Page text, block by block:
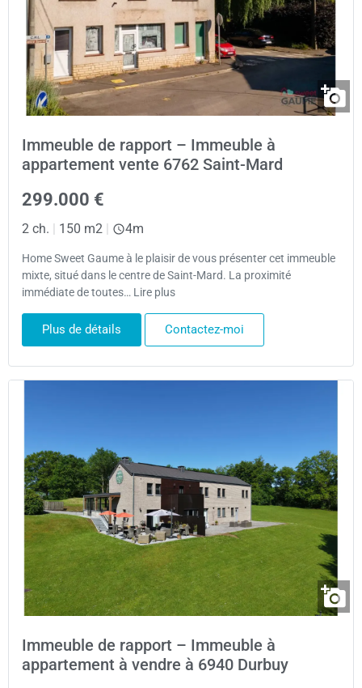
Immeuble de rapport – Immeuble à
appartement vente 6762 Saint-Mard
299.000 €
2 ch. | 150 m2 | 4m
Home Sweet Gaume à le plaisir de vous présenter cet immeuble
mixte, situé dans le centre de Saint-Mard. La proximité
immédiate de toutes… Lire plus
Plus de détails Contactez-moi
Immeuble de rapport – Immeuble à
appartement à vendre à 6940 Durbuy